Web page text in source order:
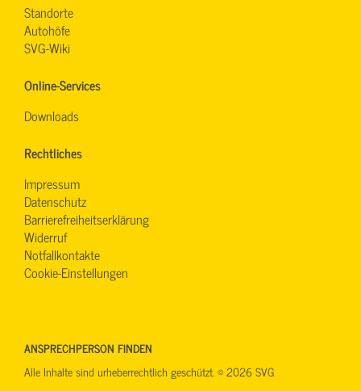
Standorte
Autohöfe
SVG-Wiki
Online-Services
Downloads
Rechtliches
Impressum
Datenschutz
Barrierefreiheitserklärung
Widerruf
Notfallkontakte
Cookie-Einstellungen
ANSPRECHPERSON FINDEN
Alle Inhalte sind urheberrechtlich geschützt. © 2026 SVG